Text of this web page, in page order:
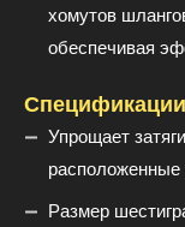
хомутов
обеспечивая
Упрощает
расположенные
Размер